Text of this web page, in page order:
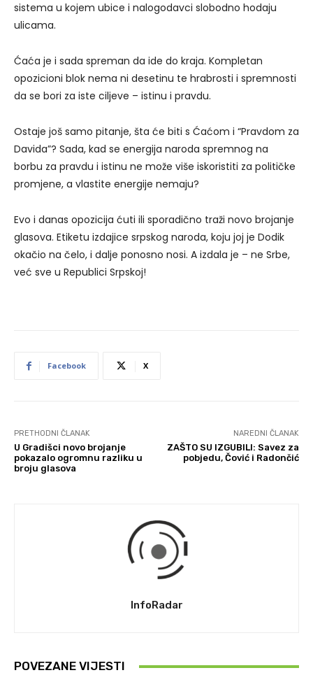
sistema u kojem ubice i nalogodavci slobodno hodaju
ulicama.
Ćaća je i sada spreman da ide do kraja. Kompletan
opozicioni blok nema ni desetinu te hrabrosti i spremnosti
da se bori za iste ciljeve – istinu i pravdu.
Ostaje još samo pitanje, šta će biti s Ćaćom i “Pravdom za
Davida”? Sada, kad se energija naroda spremnog na
borbu za pravdu i istinu ne može više iskoristiti za političke
promjene, a vlastite energije nemaju?
Evo i danas opozicija ćuti ili sporadično traži novo brojanje
glasova. Etiketu izdajice srpskog naroda, koju joj je Dodik
okačio na čelo, i dalje ponosno nosi. A izdala je – ne Srbe,
već sve u Republici Srpskoj!
Facebook X
PRETHODNI ČLANAK
U Gradišci novo brojanje
pokazalo ogromnu razliku u
broju glasova
NAREDNI ČLANAK
ZAŠTO SU IZGUBILI: Savez za
pobjedu, Čović i Radončić
InfoRadar
POVEZANE VIJESTI